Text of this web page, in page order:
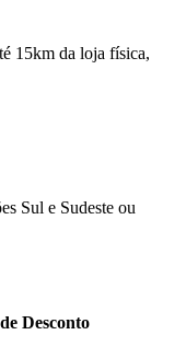
15km da loja física,
Sul e Sudeste ou
Desconto